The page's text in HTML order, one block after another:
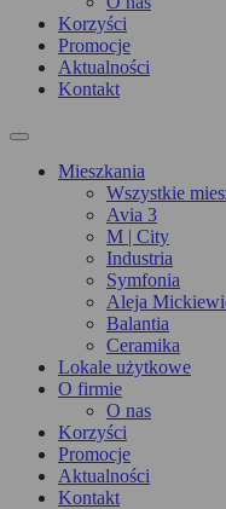
Korzyści
Promocje
Aktualności
Kontakt
Mieszkania
Wszystkie
Avia 3
M | City
Industria
Symfonia
Aleja
Balantia
Ceramika
Lokale użytkowe
O firmie
O nas
Korzyści
Promocje
Aktualności
Kontakt